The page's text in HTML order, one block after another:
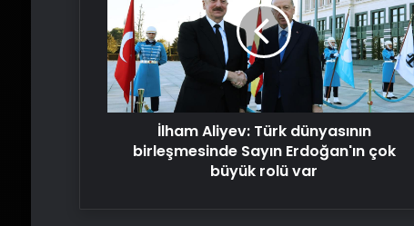
dünyasının
birleşmesinde
Sayın
Erdoğan'ın
çok
büyük
İlham Aliyev: Türk dünyasının
birleşmesinde Sayın Erdoğan'ın çok
büyük rolü var